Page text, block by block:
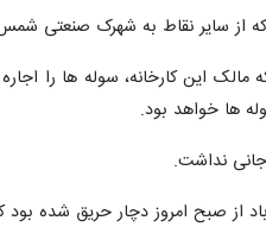
سایر نقاط به شهرک صنعتی شمس
این کارخانه، سوله ها را
ها خواهد بود.
نداشت.
از صبح امروز دچار حریق شده